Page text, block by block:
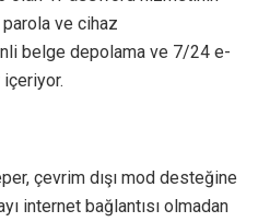
parola ve cihaz
belge depolama ve 7/24 e-
çevrim dışı mod desteğine
internet bağlantısı olmadan